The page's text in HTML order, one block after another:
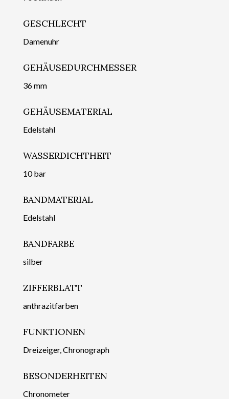
GESCHLECHT
Damenuhr
GEHÄUSEDURCHMESSER
36 mm
GEHÄUSEMATERIAL
Edelstahl
WASSERDICHTHEIT
10 bar
BANDMATERIAL
Edelstahl
BANDFARBE
silber
ZIFFERBLATT
anthrazitfarben
FUNKTIONEN
Dreizeiger, Chronograph
BESONDERHEITEN
Chronometer